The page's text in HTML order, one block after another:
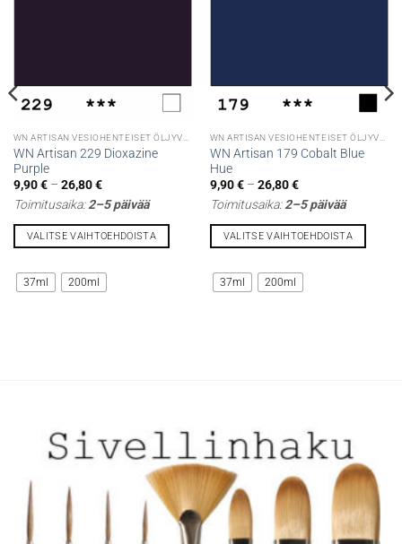
WN Artisan 229 Dioxazine
Purple
9,90€ – 26,80€Hintaluokka:
-
Toimitusaika:2–5 päivää
VALITSE VAIHTOEHDOISTA
tuotteella
on
37ml 200ml
WN Artisan 179 Cobalt Blue
Hue
9,90€ – 26,80€Hintaluokka:
-
Toimitusaika:2–5 päivää
VALITSE VAIHTOEHDOISTA
tuotteella
on
37ml 200ml